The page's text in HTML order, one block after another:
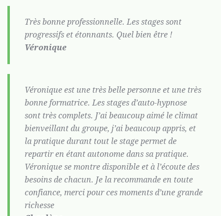
Très bonne professionnelle. Les stages sont
progressifs et étonnants. Quel bien être !
Véronique
Véronique est une très belle personne et une très
bonne formatrice. Les stages d’auto-hypnose
sont très complets. J’ai beaucoup aimé le climat
bienveillant du groupe, j’ai beaucoup appris, et
la pratique durant tout le stage permet de
repartir en étant autonome dans sa pratique.
Véronique se montre disponible et à l’écoute des
besoins de chacun. Je la recommande en toute
confiance, merci pour ces moments d’une grande
richesse